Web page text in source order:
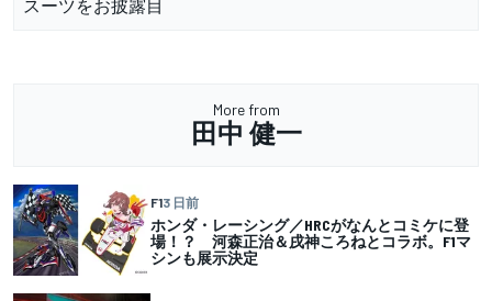
スーツをお披露目
More from
田中 健一
F13 日前
ホンダ・レーシング／HRCがなんとコミケに登
場！？ 河森正治＆戌神ころねとコラボ。F1マ
シンも展示決定